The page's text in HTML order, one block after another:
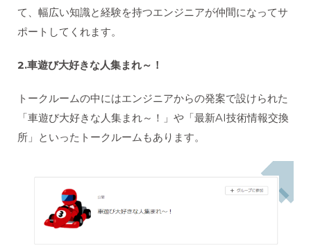
て、幅広い知識と経験を持つエンジニアが仲間になってサ
ポートしてくれます。
2.車遊び大好きな人集まれ～！
トークルームの中にはエンジニアからの発案で設けられた
「車遊び大好きな人集まれ～！」や「最新AI技術情報交換
所」といったトークルームもあります。